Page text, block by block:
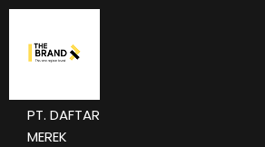
PT. DAFTAR
MEREK